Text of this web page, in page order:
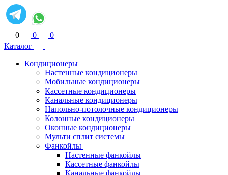
0 0
0
Каталог
Кондиционеры
Настенные кондиционеры
Мобильные кондиционеры
Кассетные кондиционеры
Канальные кондиционеры
Напольно-потолочные кондиционеры
Колонные кондиционеры
Оконные кондиционеры
Мульти сплит системы
Фанкойлы
Настенные фанкойлы
Кассетные фанкойлы
Канальные фанкойлы